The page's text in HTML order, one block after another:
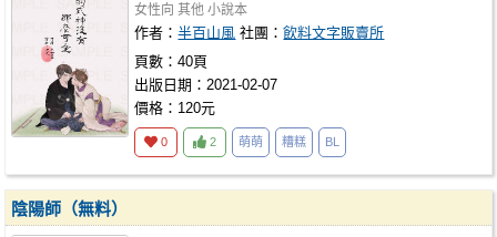
女性向 其他 小說本
作者：半百山風 社團：飲料文字販賣所
頁數：40頁
出版日期：2021-02-07
價格：120元
0 2 萌萌 糟糕 BL
陰陽師（無料）